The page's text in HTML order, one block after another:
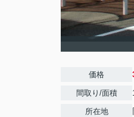
価格
間取り/面積
所在地